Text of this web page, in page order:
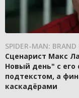
SPIDER-MAN: BRAND
Сценарист Макс
Новый день" с
подтекстом, а
каскадёрами